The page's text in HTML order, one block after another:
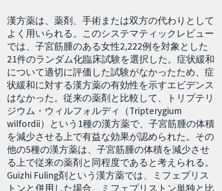
漢方薬は、薬剤、手術または双方の代わりとして
よく用いられる。このシステマティックレビュー
では、子宮筋腫のある女性2,222例を対象とした
21件のランダム化臨床試験を選択した。症状緩和
について適切に評価した試験がなかったため、症
状緩和に対する漢方薬の有効性を示すエビデンス
はなかった。従来の薬剤と比較して、トリプテリ
ジウム・ウィルフォルディ（Tripterygium
wilfordii）という1種の漢方薬で、子宮筋腫の体積
を減少させる上で有益な効果が認められた。その
他の5種の漢方薬は、子宮筋腫の体積を減少させ
る上で従来の薬剤と同程度であると考えられる。
Guizhi Fuling剤という漢方薬では、ミフェプリス
トンと併用した場合、ミフェプリストン単独と比